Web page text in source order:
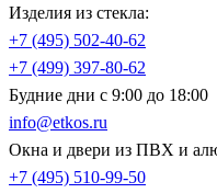
Изделия из стекла:
+7 (495) 502-40-62
+7 (499) 397-80-62
Будние дни с 9:00 до 18:00
info@etkos.ru
Окна и двери из ПВХ и
+7 (495) 510-99-50